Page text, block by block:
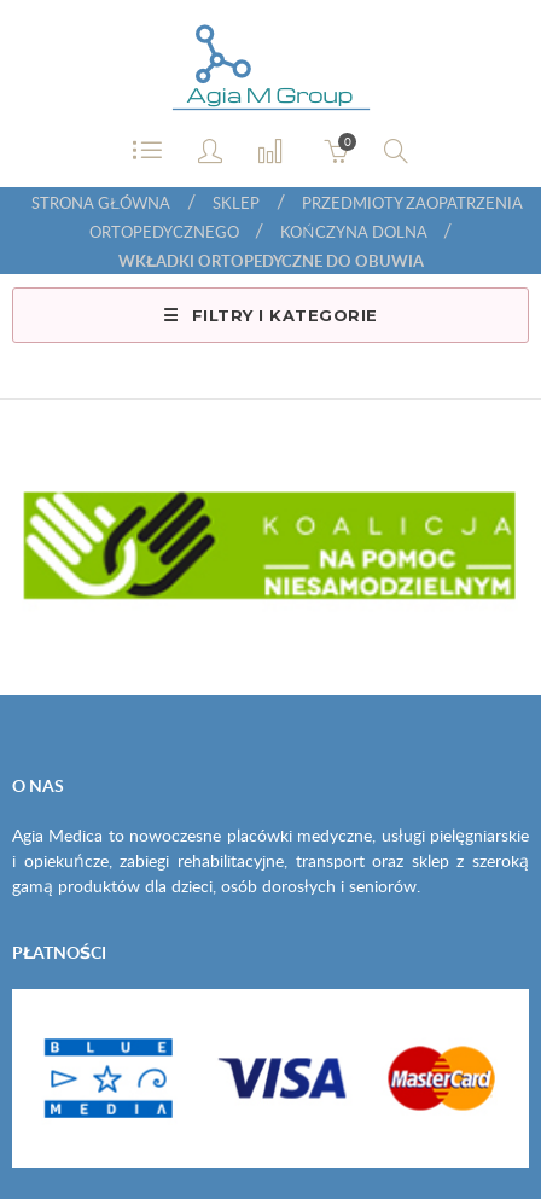
0
STRONA GŁÓWNA / SKLEP /
PRZEDMIOTY ZAOPATRZENIA
ORTOPEDYCZNEGO
/ KOŃCZYNA DOLNA /
WKŁADKI ORTOPEDYCZNE DO OBUWIA
FILTRY I KATEGORIE
O NAS
Agia Medica to nowoczesne placówki medyczne, usługi pielęgniarskie
i opiekuńcze, zabiegi rehabilitacyjne, transport oraz sklep z szeroką
gamą produktów dla dzieci, osób dorosłych i seniorów.
PŁATNOŚCI